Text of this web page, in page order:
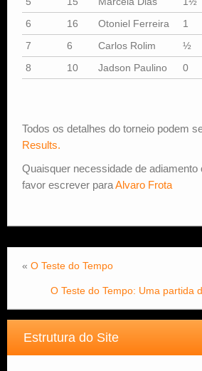
6
16 Otoniel Ferreira 1
7
6 Carlos Rolim ½
8
10 Jadson Paulino 0
Todos os detalhes do torneio podem
Results.
Quaisquer necessidade de adiamento
favor escrever paraAlvaro Frota
« O Teste do Tempo
O Teste do Tempo: Uma partida
Estrutura do Site